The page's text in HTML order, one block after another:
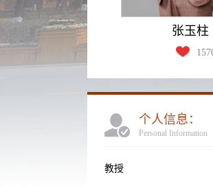
张玉柱
个人信息：
Personal Information
教授